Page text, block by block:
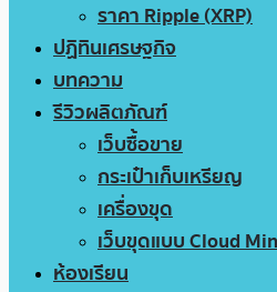
ราคา Ripple (XRP)
ปฏิทินเศรษฐกิจ
บทความ
รีวิวผลิตภัณฑ์
เว็บซื้อขาย
กระเป๋าเก็บเหรียญ
เครื่องขุด
เว็บขุดแบบ Cloud
ห้องเรียน